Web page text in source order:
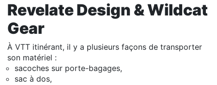
Revelate Design & Wildcat
Gear
À VTT itinérant, il y a plusieurs façons de transporter
son matériel :
sacoches sur porte-bagages,
sac à dos,